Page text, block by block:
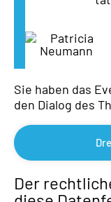
Sie haben das
den Dialog des
Der